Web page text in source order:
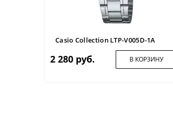
Casio Collection LTP-V005D-1A
2 280 руб. В КОРЗИНУ